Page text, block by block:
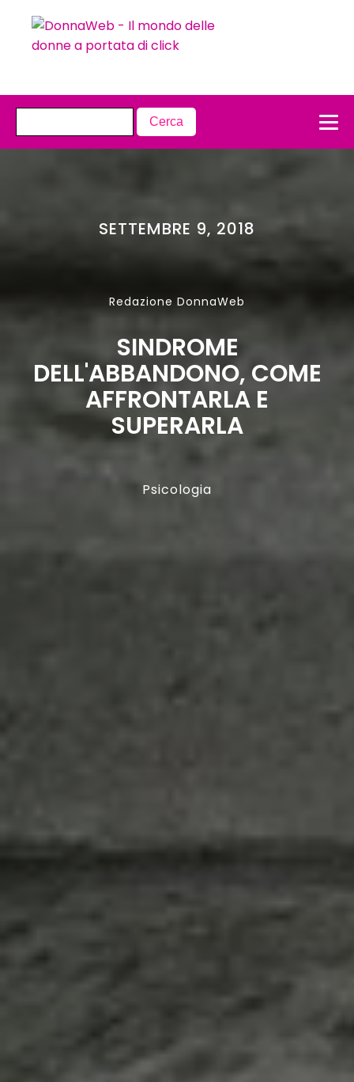
SETTEMBRE 9, 2018
Redazione DonnaWeb
SINDROME
DELL'ABBANDONO, COME
AFFRONTARLA E
SUPERARLA
Psicologia